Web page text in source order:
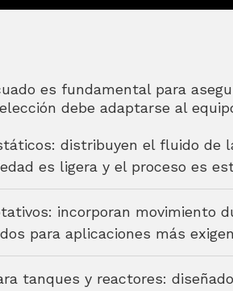
es fundamental para
debe adaptarse al
distribuyen el fluido de
es ligera y el proceso es
incorporan movimiento
para aplicaciones más
tanques y reactores: